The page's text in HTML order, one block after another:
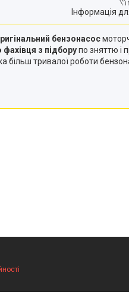
Інформація
бензонасос
з підборупо зняттю і
більш тривалої роботи